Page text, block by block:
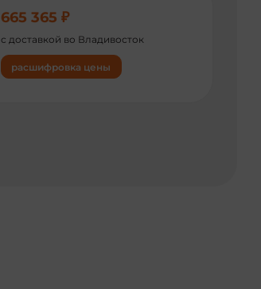
665 365 ₽
с доставкой во Владивосток
расшифровка цены